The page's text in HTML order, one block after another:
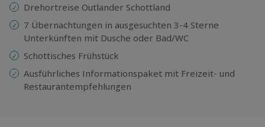
Drehortreise Outlander Schottland
7 Übernachtungen in ausgesuchten 3-4 Sterne
Unterkünften mit Dusche oder Bad/WC
Schottisches Frühstück
Ausführliches Informationspaket mit Freizeit- und
Restaurantempfehlungen